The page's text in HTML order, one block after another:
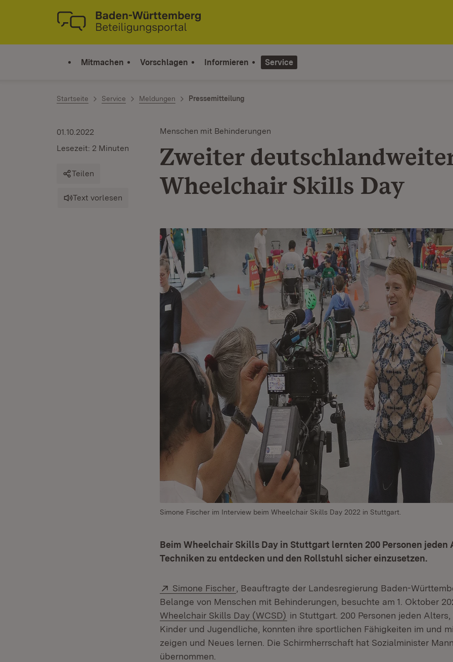
Zum Inhalt springen
Link zur Startseite
Mitmachen Vorschlagen Informieren Service
Startseite Service Meldungen Pressemitteilung
Menschen mit Behinderungen
Zweiter
Wheelchair Skills Day
01.10.2022
Lesezeit: 2 Minuten
Teilen
Text vorlesen
Simone Fischer im Interview beim Wheelchair Skills Day 2022 in Stuttgart.
Beim Wheelchair Skills Day in Stuttgart lernten 200 Personen jeden
Techniken zu entdecken und den Rollstuhl sicher einzusetzen.
Extern:
Simone Fischer (Öffnet in neuem Fenster)
, Beauftragte der Landesregierung Baden-
Belange von Menschen mit Behinderungen, besuchte am 1. Oktober
Wheelchair Skills Day (WCSD) (Öffnet in neuem Fenster)
in Stuttgart. 200 Personen jeden
Kinder und Jugendliche, konnten ihre sportlichen Fähigkeiten im und
zeigen und Neues lernen. Die Schirmherrschaft hat Sozialminister
übernommen.